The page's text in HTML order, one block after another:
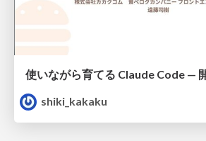
shiki_kakaku